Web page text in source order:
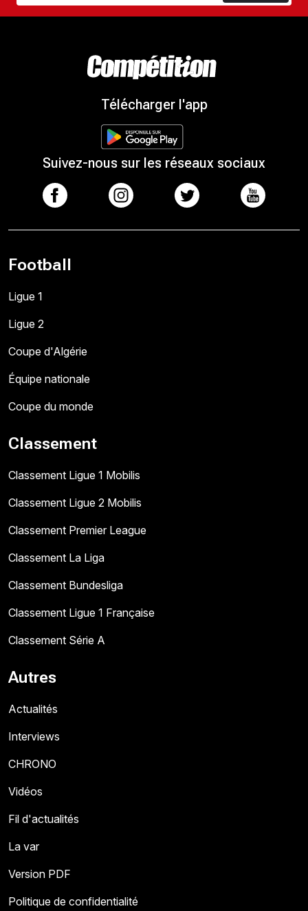
Télécharger l'app
Suivez-nous sur les réseaux sociaux
Football
Ligue 1
Ligue 2
Coupe d'Algérie
Équipe nationale
Coupe du monde
Classement
Classement Ligue 1 Mobilis
Classement Ligue 2 Mobilis
Classement Premier League
Classement La Liga
Classement Bundesliga
Classement Ligue 1 Française
Classement Série A
Autres
Actualités
Interviews
CHRONO
Vidéos
Fil d'actualités
La var
Version PDF
Politique de confidentialité